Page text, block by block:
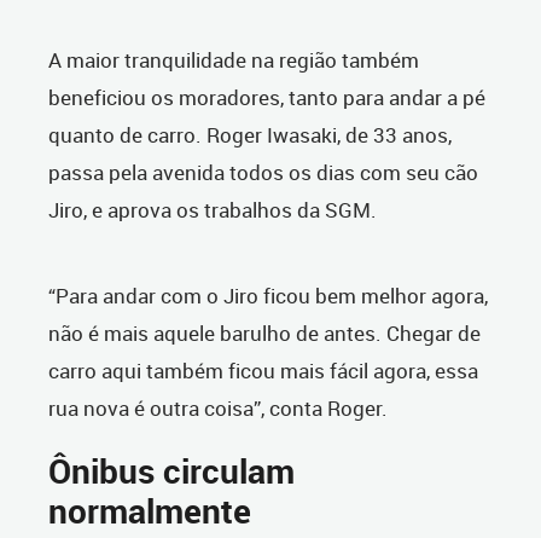
A maior tranquilidade na região também
beneficiou os moradores, tanto para andar a pé
quanto de carro. Roger Iwasaki, de 33 anos,
passa pela avenida todos os dias com seu cão
Jiro, e aprova os trabalhos da SGM.
“Para andar com o Jiro ficou bem melhor agora,
não é mais aquele barulho de antes. Chegar de
carro aqui também ficou mais fácil agora, essa
rua nova é outra coisa”, conta Roger.
Ônibus circulam
normalmente